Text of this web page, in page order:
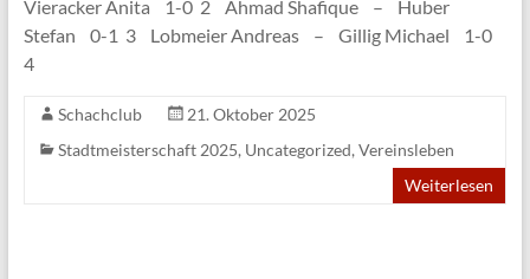
Vieracker Anita 1-0 2 Ahmad Shafique – Huber
Stefan 0-1 3 Lobmeier Andreas – Gillig Michael 1-0
4
Schachclub
21. Oktober 2025
Stadtmeisterschaft 2025, Uncategorized, Vereinsleben
Weiterlesen